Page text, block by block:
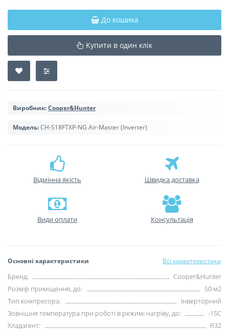
До кошика
Купити в один клік
Виробник:Cooper&Hunter
Модель:CH-S18FTXP-NG Air-Master (Inverter)
Відмінна якість Швидка доставка
Види оплати Консультація
Основні характеристики Всі характеристики
Бренд:
Cooper&Hunter
Розмір приміщення, до:
50 м2
Тип компресора:
Інверторний
Зовнішня температура при роботі в режимі нагріву, до:
-15С
Хладагент:
R32